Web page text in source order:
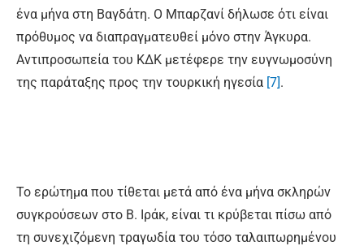
ένα μήνα στη Βαγδάτη. Ο Μπαρζανί δήλωσε ότι είναι
πρόθυμος να διαπραγματευθεί μόνο στην Άγκυρα.
Αντιπροσωπεία του ΚΔΚ μετέφερε την ευγνωμοσύνη
της παράταξης προς την τουρκική ηγεσία [7].
Το ερώτημα που τίθεται μετά από ένα μήνα σκληρών
συγκρούσεων στο Β. Ιράκ, είναι τι κρύβεται πίσω από
τη συνεχιζόμενη τραγωδία του τόσο ταλαιπωρημένου